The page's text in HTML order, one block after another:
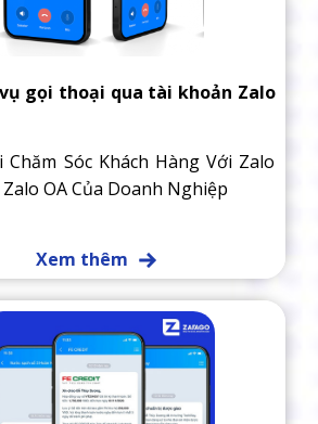
Xem thêm
Chăm Sóc Khách Hàng Với Zalo
OA Của Doanh Nghiệp
vụ gọi thoại qua tài khoản Zalo